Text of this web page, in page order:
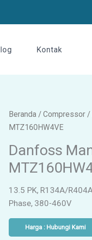
Kontak
Beranda /Compressor /
MTZ160HW4VE
Danfoss
13.5 PK, R134A/
Phase, 380-460V
Harga : Hubungi Kami